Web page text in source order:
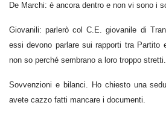
De Marchi: è ancora dentro e non vi sono i
Giovanili: parlerò col C.E. giovanile di
essi devono parlare sui rapporti tra Partito
non so perché sembrano a loro troppo stretti.
Sovvenzioni e bilanci. Ho chiesto una
avete cazzo fatti mancare i documenti.